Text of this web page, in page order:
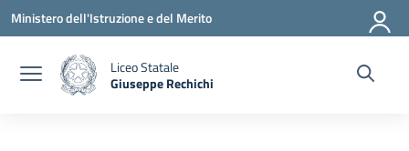
Vai ai contenuti
Vai al menu di navigazione
Vai al footer
Ministero dell'Istruzione e del Merito
Liceo Statale
Giuseppe Rechichi